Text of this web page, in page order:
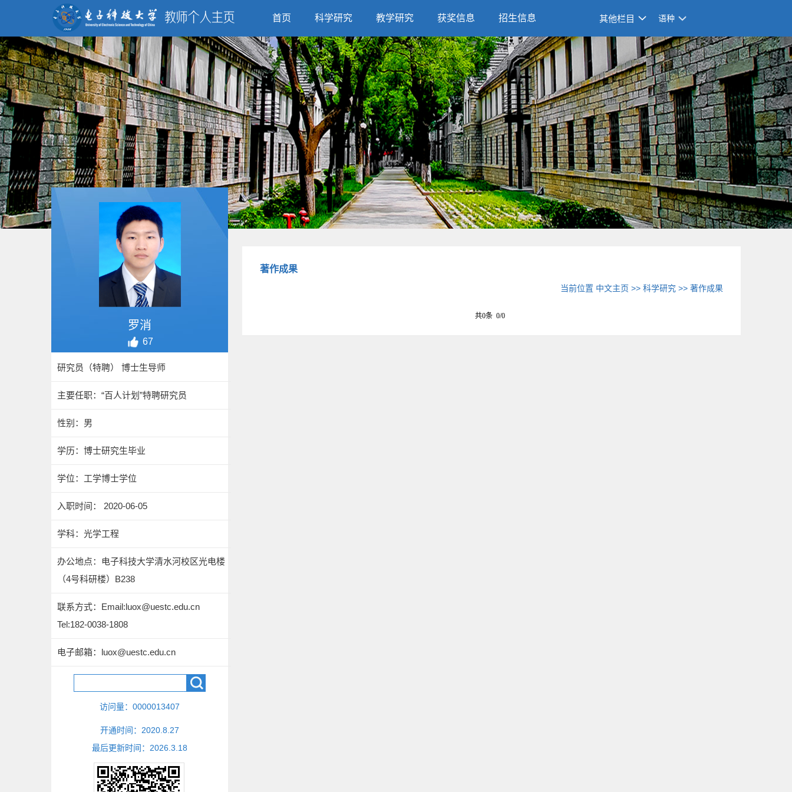
首页 科学研究 教学研究 获奖信息 招生信息 其他栏目 语种
罗消
67
研究员（特聘） 博士生导师
主要任职：“百人计划”特聘研究员
性别：男
学历：博士研究生毕业
学位：工学博士学位
入职时间： 2020-06-05
学科：光学工程
办公地点：电子科技大学清水河校区光电楼
（4号科研楼）B238
联系方式： Email:luox@uestc.edu.cn
Tel:182-0038-1808
电子邮箱： luox@uestc.edu.cn
访问量： 0000013407
开通时间： 2020 8 27
最后更新时间： 2026 3 18
著作成果
当前位置 中文主页 >>科学研究 >>著作成果
共0条 0/0